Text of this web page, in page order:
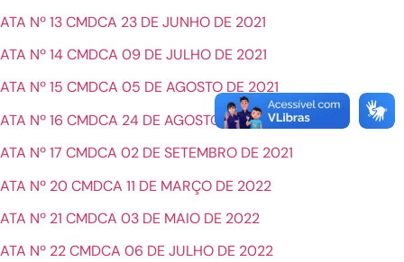
ATA Nº 13 CMDCA 23 DE JUNHO DE 2021
ATA Nº 14 CMDCA 09 DE JULHO DE 2021
ATA Nº 15 CMDCA 05 DE AGOSTO DE 2021
ATA Nº 16 CMDCA 24 DE AGOSTO DE 2021
ATA Nº 17 CMDCA 02 DE SETEMBRO DE 2021
ATA Nº 20 CMDCA 11 DE MARÇO DE 2022
ATA Nº 21 CMDCA 03 DE MAIO DE 2022
ATA Nº 22 CMDCA 06 DE JULHO DE 2022